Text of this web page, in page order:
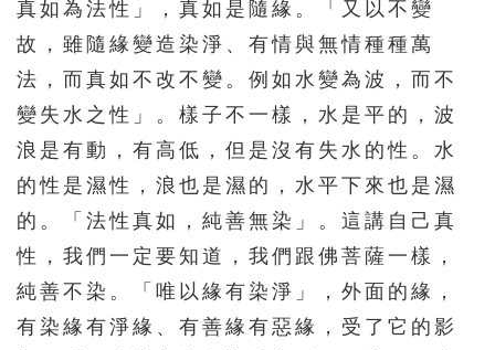
真如為法性」，真如是隨緣。「又以不變
故，雖隨緣變造染淨、有情與無情種種萬
法，而真如不改不變。例如水變為波，而不
變失水之性」。樣子不一樣，水是平的，波
浪是有動，有高低，但是沒有失水的性。水
的性是濕性，浪也是濕的，水平下來也是濕
的。「法性真如，純善無染」。這講自己真
性，我們一定要知道，我們跟佛菩薩一樣，
純善不染。「唯以緣有染淨」，外面的緣，
有染緣有淨緣、有善緣有惡緣，受了它的影